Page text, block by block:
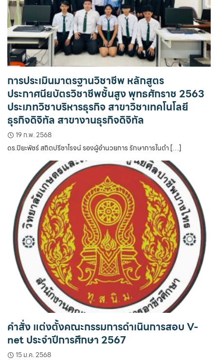
การประเมินมาตรฐานวิชาชีพ หลักสูตร
ประกาศนียบัตรวิชาชีพชั้นสูง พุทธศักราช 2563
ประเภทวิชาบริหารธุรกิจ สาขาวิชาเทคโนโลยี
ธุรกิจดิจิทัล สาขางานธุรกิจดิจิทัล
19 ก.พ. 2568
ดร.ปิยะพัชร์ สถิตปรีชาโรจน์ รองผู้อำนวยการ รักษาการในตำ […]
คำสั่ง แต่งตั้งคณะกรรมการดำเนินการสอบ V-
net ประจำปีการศึกษา 2567
15 ม.ค. 2568